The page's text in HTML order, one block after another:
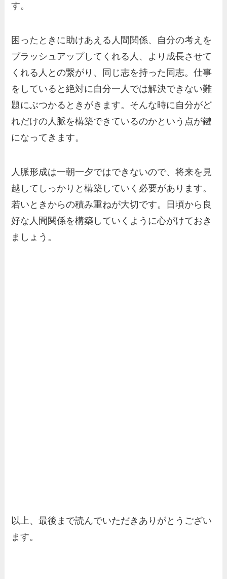
す。
困ったときに助けあえる人間関係、自分の考えを
ブラッシュアップしてくれる人、より成長させて
くれる人との繋がり、同じ志を持った同志。仕事
をしていると絶対に自分一人では解決できない難
題にぶつかるときがきます。そんな時に自分がど
れだけの人脈を構築できているのかという点が鍵
になってきます。
人脈形成は一朝一夕ではできないので、将来を見
越してしっかりと構築していく必要があります。
若いときからの積み重ねが大切です。日頃から良
好な人間関係を構築していくように心がけておき
ましょう。
以上、最後まで読んでいただきありがとうござい
ます。